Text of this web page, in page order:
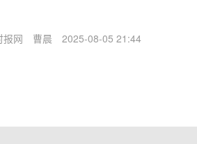
报网 曹晨 2025-08-05 21:44